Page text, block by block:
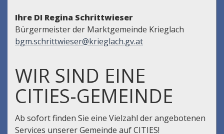
Ihre DI Regina Schrittwieser
Bürgermeister der Marktgemeinde Krieglach
bgm.schrittwieser@krieglach.gv.at
WIR SIND EINE
CITIES-GEMEINDE
Ab sofort finden Sie eine Vielzahl der angebotenen
Services unserer Gemeinde auf CITIES!